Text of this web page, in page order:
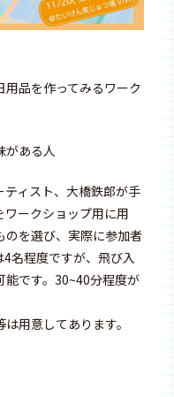
品を作ってみるワーク
がある人
ィスト、大橋鉄郎が手
ークショップ用に用
のを選び、実際に参加者
名程度ですが、飛び入
能です。30~40分程度が
用意してあります。